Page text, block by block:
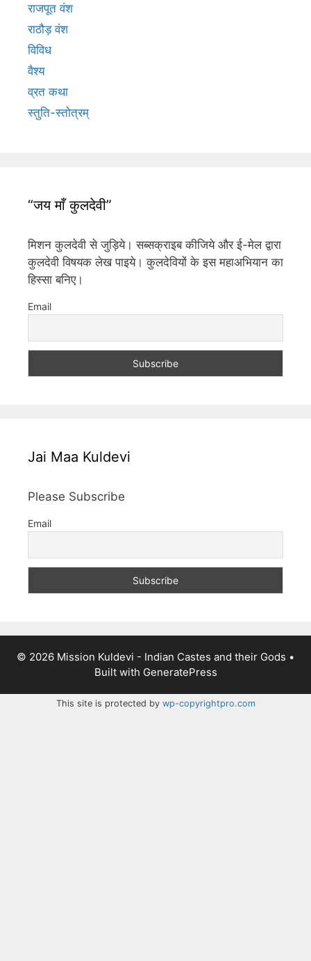
राजपूत वंश
राठौड़ वंश
विविध
वैश्य
व्रत कथा
स्तुति-स्तोत्रम्
“जय माँ कुलदेवी”
मिशन कुलदेवी से जुड़िये। सब्सक्राइब कीजिये और ई-मेल द्वारा
कुलदेवी विषयक लेख पाइये। कुलदेवियों के इस महाअभियान का
हिस्सा बनिए।
Email
Jai Maa Kuldevi
Please Subscribe
Email
© 2026 Mission Kuldevi - Indian Castes and their Gods •
Built with GeneratePress
This site is protected by wp-copyrightpro.com